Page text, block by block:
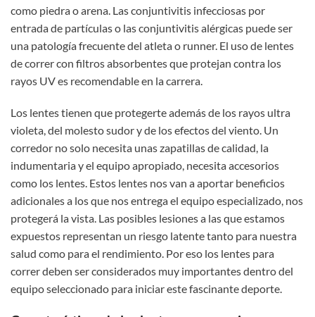
como piedra o arena. Las conjuntivitis infecciosas por
entrada de partículas o las conjuntivitis alérgicas puede ser
una patología frecuente del atleta o runner. El uso de lentes
de correr con filtros absorbentes que protejan contra los
rayos UV es recomendable en la carrera.
Los lentes tienen que protegerte además de los rayos ultra
violeta, del molesto sudor y de los efectos del viento. Un
corredor no solo necesita unas zapatillas de calidad, la
indumentaria y el equipo apropiado, necesita accesorios
como los lentes. Estos lentes nos van a aportar beneficios
adicionales a los que nos entrega el equipo especializado, nos
protegerá la vista. Las posibles lesiones a las que estamos
expuestos representan un riesgo latente tanto para nuestra
salud como para el rendimiento. Por eso los lentes para
correr deben ser considerados muy importantes dentro del
equipo seleccionado para iniciar este fascinante deporte.